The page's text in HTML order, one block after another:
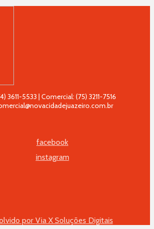
3611-5533 | Comercial: (75) 3211-7516
facebook
instagram
por Via X Soluções Digitais